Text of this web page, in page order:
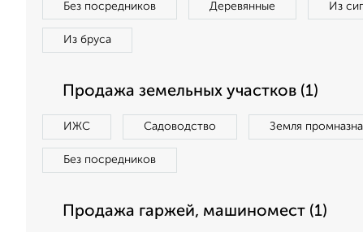
Без посредников Деревянные Из
Из бруса
Продажа земельных участков (1)
ИЖС Садоводство Земля
Без посредников
Продажа гаржей, машиномест (1)